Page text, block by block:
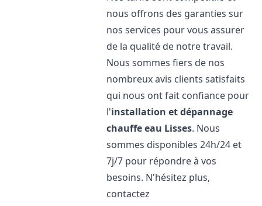
nous offrons des garanties sur
nos services pour vous assurer
de la qualité de notre travail.
Nous sommes fiers de nos
nombreux avis clients satisfaits
qui nous ont fait confiance pour
l'installation et dépannage
chauffe eau Lisses. Nous
sommes disponibles 24h/24 et
7j/7 pour répondre à vos
besoins. N'hésitez plus,
contactez